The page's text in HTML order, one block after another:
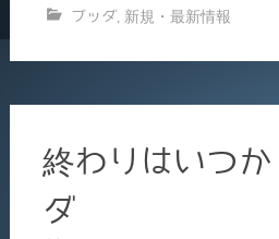
e
b
o
k
l
ブッダ, 新規・最新情報
終わりはいつ
ダ